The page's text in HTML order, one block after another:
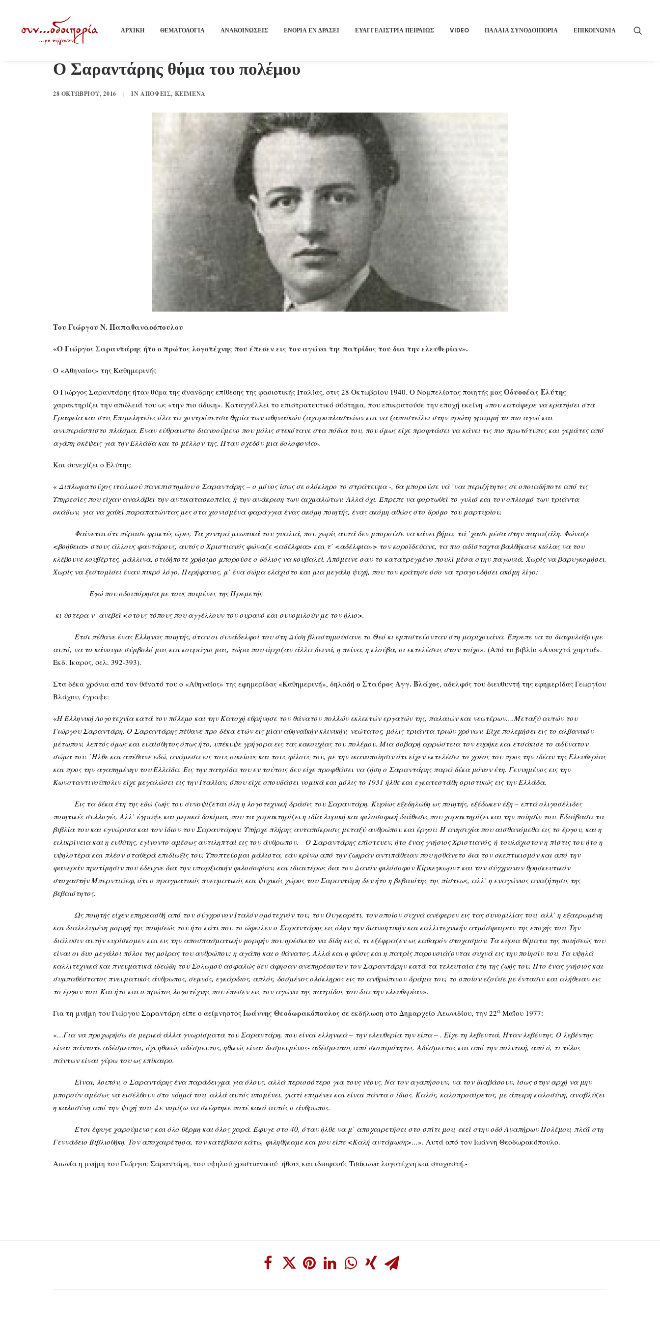
ΑΡΧΙΚΗ ΘΕΜΑΤΟΛΟΓΙΑ ΑΝΑΚΟΙΝΩΣΕΙΣ ΕΝΟΡΙΑ ΕΝ ΔΡΑΣΕΙ ΕΥΑΓΓΕΛΙΣΤΡΙΑ ΠΕΙΡΑΙΏΣ VIDEO ΠΑΛΑΙΑ ΣΥΝΟΔΟΙΠΟΡΙΑ ΕΠΙΚΟΙΝΩΝΙΑ
Ο Σαραντάρης θύμα του πολέμου
28 ΟΚΤΩΒΡΊΟΥ, 2016 | INΑΠΌΨΕΙΣ, ΚΕΊΜΕΝΑ
Του Γιώργου Ν. Παπαθανασόπουλου
«Ο Γιώργος Σαραντάρης ήτο ο πρώτος λογοτέχνης που έπεσεν εις τον αγώνα της πατρίδος του δια την ελευθερίαν».
Ο «Αθηναίος» της Καθημερινής
Ο Γιώργος Σαραντάρης ήταν θύμα της άνανδρης επίθεσης της φασιστικής Ιταλίας, στις 28 Οκτωβρίου 1940. Ο Νομπελίστας ποιητής μας Οδυσσέας Ελύτης
χαρακτηρίζει την απώλειά του ως «την πιο άδικη». Καταγγέλλει το επιστρατευτικό σύστημα, που επικρατούσε την εποχή εκείνη «που κατάφερε να κρατήσει στα
Γραφεία και στις Επιμελητείες όλα τα χοντρόπετσα θηρία των αθηναϊκών ζαχαροπλαστείων και να ξαποστείλει στην πρώτη γραμμή το πιο αγνό και
ανυπεράσπιστο πλάσμα. Έναν εύθραυστο διανοούμενο που μόλις στεκότανε στα πόδια του, που όμως είχε προφτάσει να κάνει τις πιο πρωτότυπες και γεμάτες από
αγάπη σκέψεις για την Ελλάδα και το μέλλον της. Ήταν σχεδόν μια δολοφονία».
Και συνεχίζει ο Ελύτης:
« Διπλωματούχος ιταλικού πανεπιστημίου ο Σαραντάρης – ο μόνος ίσως σε ολόκληρο το στράτευμα -, θα μπορούσε νά ’ναι περιζήτητος σε οποιαδήποτε από τις
Υπηρεσίες που είχαν αναλάβει την αντικατασκοπεία, ή την ανάκριση των αιχμαλώτων. Αλλά όχι. Έπρεπε να φορτωθεί το γυλιό και τον οπλισμό των τριάντα
οκάδων, για να χαθεί παραπατώντας μες στα χιονισμένα φαράγγια ένας ακόμη ποιητής, ένας ακόμη αθώος στο δρόμο του μαρτυρίου.
Φαίνεται ότι πέρασε φρικτές ώρες. Τα χοντρά μυωπικά του γυαλιά, που χωρίς αυτά δεν μπορούσε να κάνει βήμα, τά ’χασε μέσα στην παραζάλη. Φώναζε
<βοήθεια> στους άλλους φαντάρους, αυτός ο Χριστιανός φώναζε <αδέλφια> και τ’ <αδέλφια»> τον κοροϊδεύανε, τα πιο αδίσταχτα βαλθήκανε κιόλας να του
κλέβουνε κουβέρτες, μάλλινα, οτιδήποτε χρήσιμο μπορούσε ο δόλιος να κουβαλεί. Απόμεινε σαν το κατατρεγμένο πουλί μέσα στην παγωνιά. Χωρίς να βαρυγκομήσει.
Χωρίς να ξεστομίσει έναν πικρό λόγο. Περήφανος, μ’ ένα σώμα ελάχιστο και μια μεγάλη ψυχή, που τον κράτησε όσο να τραγουδήσει ακόμη λίγο:
Εγώ που οδοιπόρησα με τους ποιμένες της Πρεμετής
-κι ύστερα ν’ ανεβεί <στους τόπους που αγγέλλουν τον ουρανό και συνομιλούν με τον ήλιο>.
Έτσι πέθανε ένας Έλληνας ποιητής, όταν οι συνάδελφοί του στη Δύση βλαστημούσανε το Θεό κι εμπιστεύονταν στη μαριχουάνα. Έπρεπε να το διαφυλάξουμε
αυτό, να το κάνουμε σύμβολό μας και κουράγιο μας, τώρα που άρχιζαν άλλα δεινά, η πείνα, η κλούβα, οι εκτελέσεις στον τοίχο». (Από το βιβλίο «Ανοιχτά χαρτιά».
Εκδ. Ίκαρος, σελ. 392-393).
Στα δέκα χρόνια από τον θάνατό του ο «Αθηναίος» της εφημερίδας «Καθημερινή», δηλαδή ο Σταύρος Αγγ. Βλάχος, αδελφός του διευθυντή της εφημερίδας Γεωργίου
Βλάχου, έγραψε:
«Η Ελληνική Λογοτεχνία κατά τον πόλεμο και την Κατοχή εθρήνησε τον θάνατον πολλών εκλεκτών εργατών της, παλαιών και νεωτέρων….Μεταξύ αυτών του
Γιώργου Σαραντάρη. Ο Σαραντάρης πέθανε προ δέκα ετών εις μίαν αθηναϊκήν κλινικήν, νεώτατος, μόλις τριάντα τριών χρόνων. Είχε πολεμήσει εις το αλβανικόν
μέτωπον, λεπτός όμως και ευαίσθητος όπως ήτο, υπέκυψε γρήγορα εις τας κακουχίας του πολέμου. Μια σοβαρή αρρώστεια τον ευρήκε και ετσάκισε το αδύνατον
σώμα του. ΄Ηλθε και απέθανε εδώ, ανάμεσα εις τους οικείους και τους φίλους του, με την ικανοποίησιν ότι είχεν εκτελέσει το χρέος του προς την ιδέαν της Ελευθερίας
και προς την αγαπημένην του Ελλάδα. Εις την πατρίδα του εν τούτοις δεν είχε προφθάσει να ζήση ο Σαραντάρης παρά δέκα μόνον έτη. Γεννημένος εις την
Κωνσταντινούπολιν είχε μεγαλώσει εις την Ιταλίαν, όπου είχε σπουδάσει νομικά και μόλις το 1931 ήλθε και εγκατεστάθη οριστικώς εις την Ελλάδα.
Εις τα δέκα έτη της εδώ ζωής του συνοψίζεται όλη η λογοτεχνική δράσις του Σαραντάρη. Κυρίως εξεδηλώθη ως ποιητής, εξέδωκεν έξη – επτά ολιγοσέλιδες
ποιητικές συλλογές. Αλλ’ έγραψε και μερικά δοκίμια, που τα χαρακτηρίζει η ιδία λυρική και φιλοσοφική διάθεσις που χαρακτηρίζει και την ποίησίν του. Εδιάβασα τα
βιβλία του και εγνώρισα και τον ίδιον τον Σαραντάρην. Υπήρχε πλήρης ανταπόκρισις μεταξύ ανθρώπου και έργου. Η ανησυχία που αισθανόμεθα εις το έργον, και η
ειλικρίνεια και η ευθύτης, εγίνοντο αμέσως αντιληπταί εις τον άνθρωπον. Ο Σαραντάρης επίστευεν, ήτο ένας γνήσιος Χριστιανός, ή τουλάχιστον η πίστις του ήτο η
υψηλοτέρα και πλέον σταθερά επιδίωξίς του. Υποπτεύομαι μάλιστα, εάν κρίνω από την ζωηράν αντιπάθειαν που ησθάνετο δια τον σκεπτικισμόν και από την
φανεράν προτίμησιν που έδειχνε δια την υπαρξιακήν φιλοσοφίαν, και ιδιαιτέρως δια τον Δανόν φιλόσοφον Κίρκεγκωρντ και τον σύγχρονον θρησκευτικόν
στοχαστήν Μπερντιάεφ, ότι ο πραγματικός πνευματικός και ψυχικός χώρος του Σαραντάρη δεν ήτο η βεβαιότης της πίστεως, αλλ’ η εναγώνιος αναζήτησις της
βεβαιότητος.
Ως ποιητής είχεν επηρεασθή από τον σύγχρονον Ιταλόν ομότεχνόν του, τον Ουγκαρέτι, τον οποίον συχνά ανέφερεν εις τας συνομιλίας του, αλλ’ η εξαερωμένη
και διαλελυμένη μορφή της ποιήσεώς του ήτο κάτι που το ώφειλεν ο Σαραντάρης εις όλην την διανοητικήν και καλλιτεχνικήν ατμόσφαιραν της εποχής του. Την
διάλυσιν αυτήν ευρίσκομεν και εις την αποσπασματικήν μορφήν που ηρέσκετο να δίδη εις ό, τι εξέφραζεν ως καθαρόν στοχασμόν. Τα κύρια θέματα της ποιήσεώς του
είναι οι δυο μεγάλοι πόλοι της μοίρας του ανθρώπου: η αγάπη και ο θάνατος. Αλλά και η φύσις και η πατρίς παρουσιάζονται συχνά εις την ποίησίν του. Τα υψηλά
καλλιτεχνικά και πνευματικά ιδεώδη του Σολωμού ασφαλώς δεν άφησαν ανεπηρέαστον τον Σαραντάρην κατά τα τελευταία έτη της ζωής του. Ήτο ένας γνήσιος και
συμπαθέστατος πνευματικός άνθρωπος, σεμνός, εγκάρδιος, απλός, δοσμένος ολόκληρος εις το ανθρώπινον δράμα του, το οποίον εζούσε με έντασιν και αλήθειαν εις
το έργον του. Και ήτο και ο πρώτος λογοτέχνης που έπεσεν εις τον αγώνα της πατρίδος του δια την ελευθερίαν».
Για τη μνήμη του Γιώργου Σαραντάρη είπε ο αείμνηστος Ιωάννης Θεοδωρακόπουλος σε εκδήλωση στο Δημαρχείο Λεωνιδίου, την 22α Μαΐου 1977:
«…Για να προχωρήσω σε μερικά άλλα γνωρίσματα του Σαραντάρη, που είναι ελληνικά – την ελευθερία την είπα – . Είχε τη λεβεντιά. Ήταν λεβέντης. Ο λεβέντης
είναι πάντοτε αδέσμευτος, όχι ηθικώς αδέσμευτος, ηθικώς είναι δεσμευμένος- αδέσμευτος από σκοπιμότητες. Αδέσμευτος και από την πολιτική, από ό, τι τέλος
πάντων είναι γύρω του ως επίκαιρο.
Είναι, λοιπόν, ο Σαραντάρης ένα παράδειγμα για όλους, αλλά περισσότερο για τους νέους. Να τον αγαπήσουν, να τον διαβάσουν, ίσως στην αρχή να μην
μπορούν αμέσως να εισέλθουν στο νόημά του, αλλά αυτός υπομένει, γιατί επιμένει και είναι πάντα ο ίδιος. Καλός, καλοπροαίρετος, με άπειρη καλοσύνη, αναβλύζει
η καλοσύνη από την ψυχή του. Δε νομίζω να σκέφτηκε ποτέ κακό αυτός ο άνθρωπος.
Έτσι έφυγε χαρούμενος και όλο θέρμη και όλος χαρά. Έφυγε στο 40, όταν ήλθε να μ’ αποχαιρετήσει στο σπίτι μου, εκεί στην οδό Αναπήρων Πολέμου, πλάϊ στη
Γεννάδειο Βιβλιοθήκη. Τον αποχαιρέτησα, τον κατέβασα κάτω, φιληθήκαμε και μου είπε <Καλή αντάμωση>…». Αυτά από τον Ιωάννη Θεοδωρακόπουλο.
Αιωνία η μνήμη του Γιώργου Σαραντάρη, του υψηλού χριστιανικού ήθους και ιδιοφυούς Τσάκωνα λογοτέχνη και στοχαστή.-